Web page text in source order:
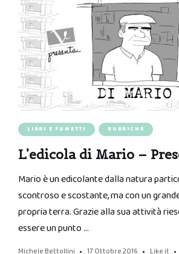
LIBRI E FUMETTI RUBRICHE
L’edicola di Mario –
Mario è un edicolante dalla natura
scontroso e scostante, ma con un
propria terra. Grazie alla sua attività
essere un punto …
Michele Bettollini 17 Ottobre 2016 Like it